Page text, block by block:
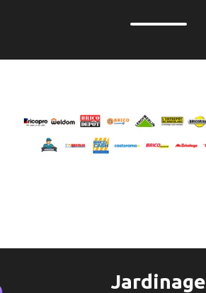
Jardinage